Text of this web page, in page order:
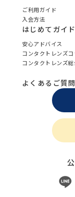
ご利用ガイド
入会方法
はじめてガイド
安心アドバイス
コンタクトレンズ
コンタクトレンズ
よくあるご質問